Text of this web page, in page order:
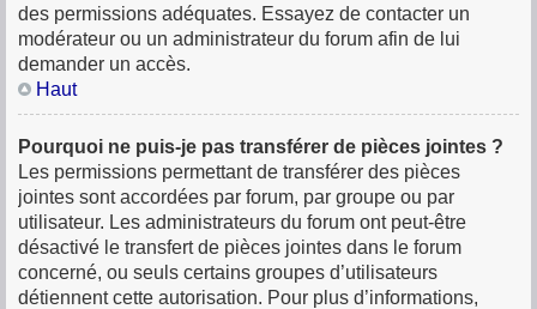
des permissions adéquates. Essayez de contacter un
modérateur ou un administrateur du forum afin de lui
demander un accès.
Haut
Pourquoi ne puis-je pas transférer de pièces jointes ?
Les permissions permettant de transférer des pièces
jointes sont accordées par forum, par groupe ou par
utilisateur. Les administrateurs du forum ont peut-être
désactivé le transfert de pièces jointes dans le forum
concerné, ou seuls certains groupes d’utilisateurs
détiennent cette autorisation. Pour plus d’informations,